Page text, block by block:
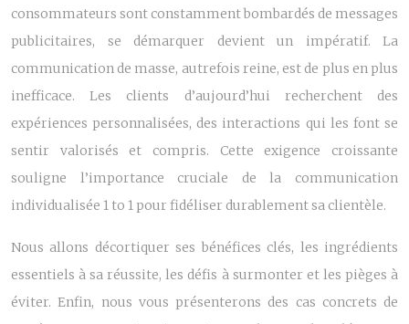
consommateurs sont constamment bombardés de messages
publicitaires, se démarquer devient un impératif. La
communication de masse, autrefois reine, est de plus en plus
inefficace. Les clients d’aujourd’hui recherchent des
expériences personnalisées, des interactions qui les font se
sentir valorisés et compris. Cette exigence croissante
souligne l’importance cruciale de la communication
individualisée 1 to 1 pour fidéliser durablement sa clientèle.
Nous allons décortiquer ses bénéfices clés, les ingrédients
essentiels à sa réussite, les défis à surmonter et les pièges à
éviter. Enfin, nous vous présenterons des cas concrets de